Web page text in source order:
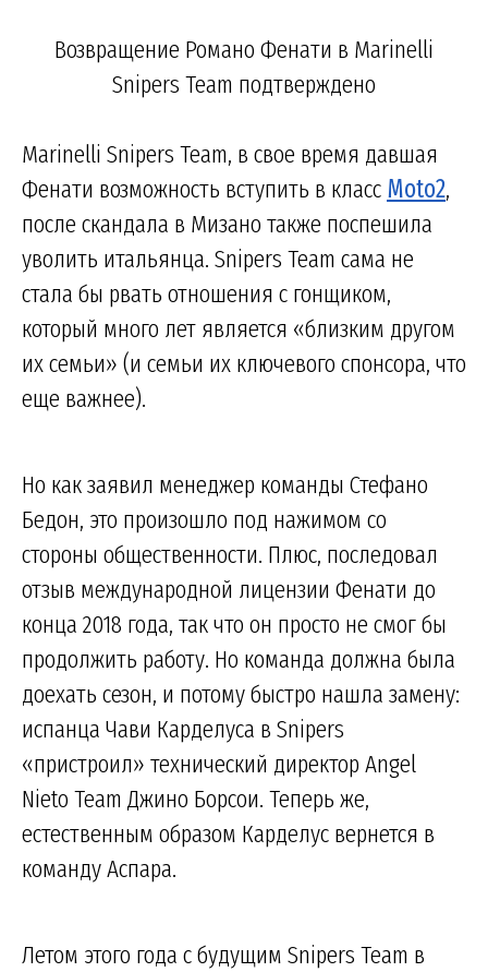
Возвращение Романо Фенати в Marinelli
Snipers Team подтверждено
Marinelli Snipers Team, в свое время давшая
Фенати возможность вступить в класс Moto2,
после скандала в Мизано также поспешила
уволить итальянца. Snipers Team сама не
стала бы рвать отношения с гонщиком,
который много лет является «близким другом
их семьи» (и семьи их ключевого спонсора, что
еще важнее).
Но как заявил менеджер команды Стефано
Бедон, это произошло под нажимом со
стороны общественности. Плюс, последовал
отзыв международной лицензии Фенати до
конца 2018 года, так что он просто не смог бы
продолжить работу. Но команда должна была
доехать сезон, и потому быстро нашла замену:
испанца Чави Карделуса в Snipers
«пристроил» технический директор Angel
Nieto Team Джино Борсои. Теперь же,
естественным образом Карделус вернется в
команду Аспара.
Летом этого года с будущим Snipers Team в